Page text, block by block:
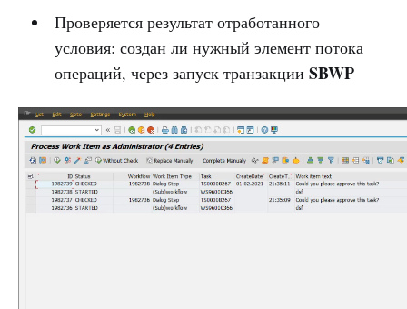
Проверяется результат отработанного
условия: создан ли нужный элемент потока
операций, через запуск транзакции SBWP